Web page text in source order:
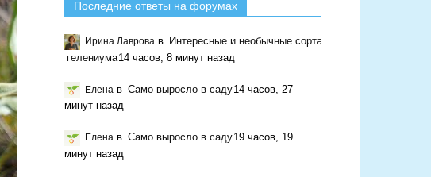
Последние ответы на форумах
Ирина Лаврова в Интересные и необычные сорта
гелениума14 часов, 8 минут назад
Елена в Само выросло в саду14 часов, 27
минут назад
Елена в Само выросло в саду19 часов, 19
минут назад